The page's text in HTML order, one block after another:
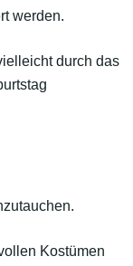
werden.
durch das
Kostümen